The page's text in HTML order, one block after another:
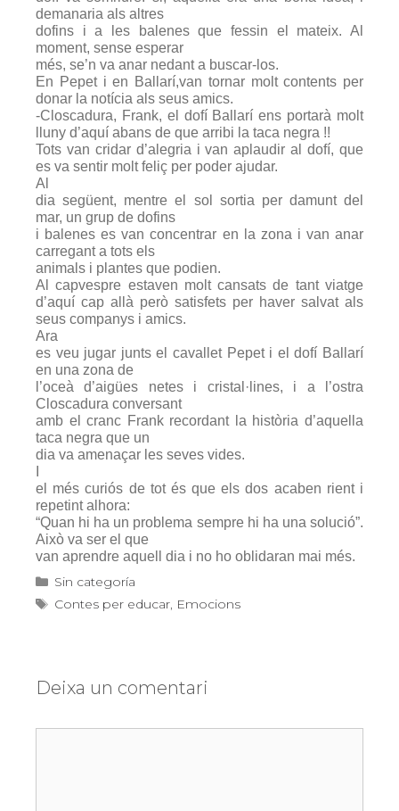
demanaria als altres
dofins i a les balenes que fessin el mateix. Al
moment, sense esperar
més, se’n va anar nedant a buscar-los.
En Pepet i en Ballarí,van tornar molt contents per
donar la notícia als seus amics.
-Closcadura, Frank, el dofí Ballarí ens portarà molt
lluny d’aquí abans de que arribi la taca negra !!
Tots van cridar d’alegria i van aplaudir al dofí, que
es va sentir molt feliç per poder ajudar.
Al
dia següent, mentre el sol sortia per damunt del
mar, un grup de dofins
i balenes es van concentrar en la zona i van anar
carregant a tots els
animals i plantes que podien.
Al capvespre estaven molt cansats de tant viatge
d’aquí cap allà però satisfets per haver salvat als
seus companys i amics.
Ara
es veu jugar junts el cavallet Pepet i el dofí Ballarí
en una zona de
l’oceà d’aigües netes i cristal·lines, i a l’ostra
Closcadura conversant
amb el cranc Frank recordant la història d’aquella
taca negra que un
dia va amenaçar les seves vides.
el més curiós de tot és que els dos acaben rient i
repetint alhora:
“Quan hi ha un problema sempre hi ha una solució”.
Això va ser el que
van aprendre aquell dia i no ho oblidaran mai més.
Categories
Sin categoría
Etiquetes
Contes per educar, Emocions
Deixa un comentari